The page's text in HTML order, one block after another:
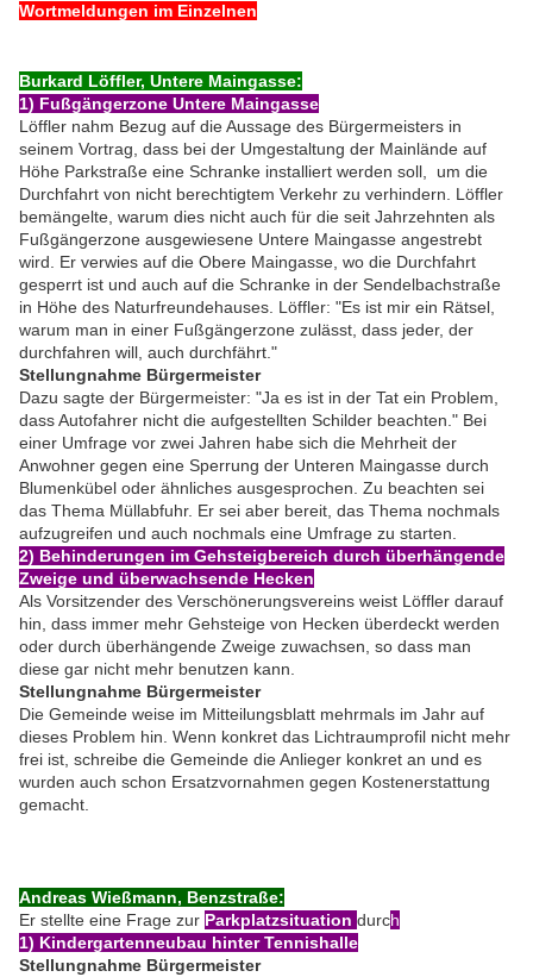
Wortmeldungen im Einzelnen
Burkard Löffler, Untere Maingasse:
1) Fußgängerzone Untere Maingasse
Löffler nahm Bezug auf die Aussage des Bürgermeisters in
seinem Vortrag, dass bei der Umgestaltung der Mainlände auf
Höhe Parkstraße eine Schranke installiert werden soll, um die
Durchfahrt von nicht berechtigtem Verkehr zu verhindern. Löffler
bemängelte, warum dies nicht auch für die seit Jahrzehnten als
Fußgängerzone ausgewiesene Untere Maingasse angestrebt
wird. Er verwies auf die Obere Maingasse, wo die Durchfahrt
gesperrt ist und auch auf die Schranke in der Sendelbachstraße
in Höhe des Naturfreundehauses. Löffler: "Es ist mir ein Rätsel,
warum man in einer Fußgängerzone zulässt, dass jeder, der
durchfahren will, auch durchfährt."
Stellungnahme Bürgermeister
Dazu sagte der Bürgermeister: "Ja es ist in der Tat ein Problem,
dass Autofahrer nicht die aufgestellten Schilder beachten." Bei
einer Umfrage vor zwei Jahren habe sich die Mehrheit der
Anwohner gegen eine Sperrung der Unteren Maingasse durch
Blumenkübel oder ähnliches ausgesprochen. Zu beachten sei
das Thema Müllabfuhr. Er sei aber bereit, das Thema nochmals
aufzugreifen und auch nochmals eine Umfrage zu starten.
2) Behinderungen im Gehsteigbereich durch überhängende
Zweige und überwachsende Hecken
Als Vorsitzender des Verschönerungsvereins weist Löffler darauf
hin, dass immer mehr Gehsteige von Hecken überdeckt werden
oder durch überhängende Zweige zuwachsen, so dass man
diese gar nicht mehr benutzen kann.
Stellungnahme Bürgermeister
Die Gemeinde weise im Mitteilungsblatt mehrmals im Jahr auf
dieses Problem hin. Wenn konkret das Lichtraumprofil nicht mehr
frei ist, schreibe die Gemeinde die Anlieger konkret an und es
wurden auch schon Ersatzvornahmen gegen Kostenerstattung
gemacht.
Andreas Wießmann, Benzstraße:
Er stellte eine Frage zur Parkplatzsituation durch
1) Kindergartenneubau hinter Tennishalle
Stellungnahme Bürgermeister